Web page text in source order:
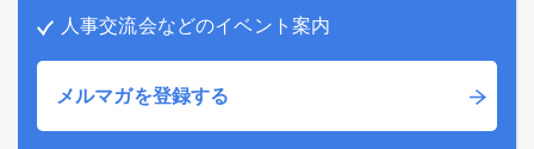
人事交流会などのイベント案内
メルマガを登録する